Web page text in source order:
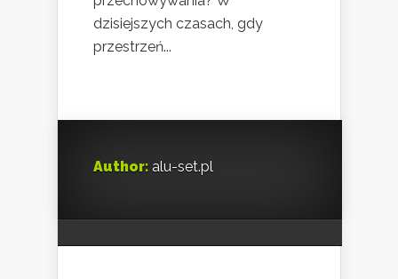
dzisiejszych czasach, gdy
przestrzeń...
Author: alu-set.pl